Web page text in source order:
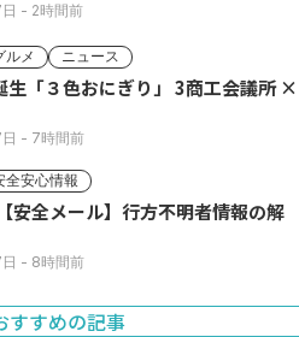
- 2時間前
ルメ ニュース
生「３色おにぎり」 3商工会議所 ×
- 7時間前
全安心情報
安全メール】行方不明者情報の解
- 8時間前
すすめの記事